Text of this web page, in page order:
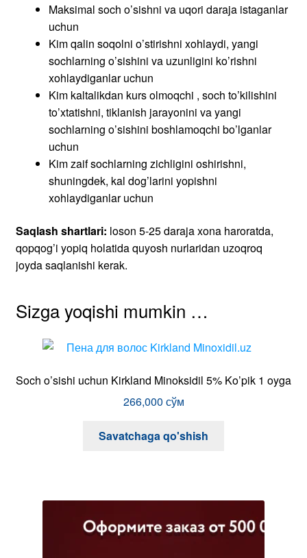
Maksimal soch o’sishni va uqori daraja istaganlar
uchun
Kim qalin soqolni o’stirishni xohlaydi, yangi
sochlarning o’sishini va uzunligini ko’rishni
xohlaydiganlar uchun
Kim kaltalikdan kurs olmoqchi , soch to’kilishini
to’xtatishni, tiklanish jarayonini va yangi
sochlarning o’sishini boshlamoqchi bo’lganlar
uchun
Kim zaif sochlarning zichligini oshirishni,
shuningdek, kal dog’larini yopishni
xohlaydiganlar uchun
Saqlash shartlari: loson 5-25 daraja xona haroratda,
qopqog’i yopiq holatida quyosh nurlaridan uzoqroq
joyda saqlanishi kerak.
Sizga yoqishi mumkin …
Soch o’sishi uchun Kirkland Minoksidil 5% Ko’pik 1 oyga
266,000 сўм
Savatchaga qo'shish